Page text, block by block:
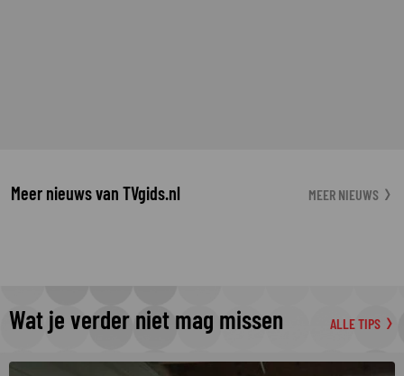
Meer nieuws van TVgids.nl MEER NIEUWS
Wat je verder niet mag missen ALLE TIPS